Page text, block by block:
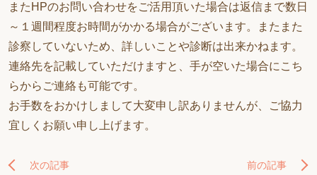
またHPのお問い合わせをご活用頂いた場合は返信まで数日
～１週間程度お時間がかかる場合がございます。またまた
診察していないため、詳しいことや診断は出来かねます。
連絡先を記載していただけますと、手が空いた場合にこち
らからご連絡も可能です。
お手数をおかけしまして大変申し訳ありませんが、ご協力
宜しくお願い申し上げます。
次の記事 前の記事